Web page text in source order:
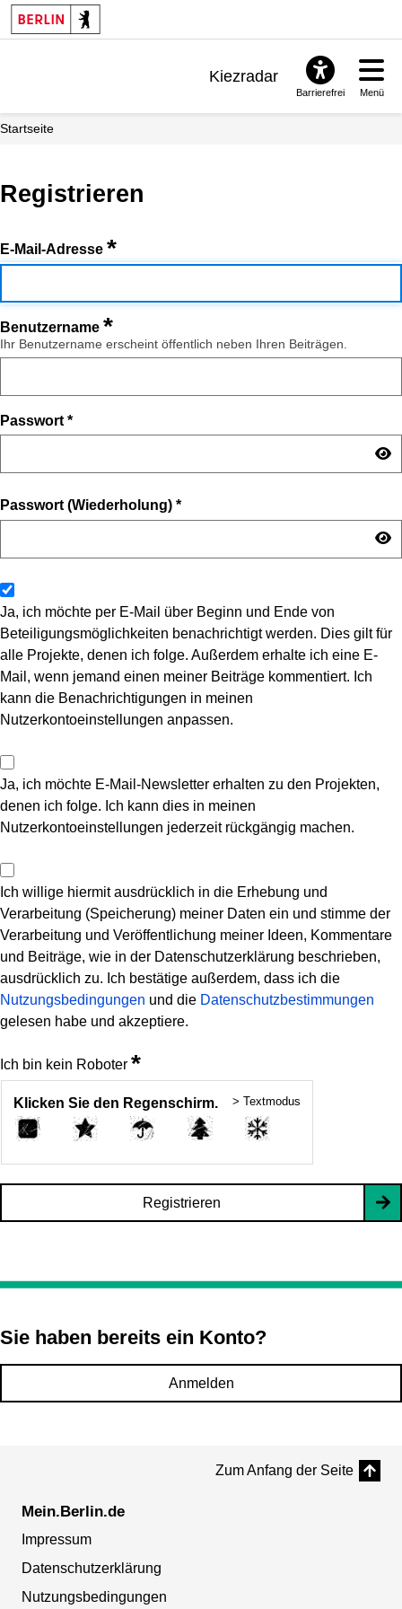
Kiezradar
Barrierefrei Menü
Startseite
Registrieren
E-Mail-Adresse *
Benutzername *
Ihr Benutzername erscheint öffentlich neben Ihren Beiträgen.
Passwort *
Passwort (Wiederholung) *
Ja, ich möchte per E-Mail über Beginn und Ende von
Beteiligungsmöglichkeiten benachrichtigt werden. Dies gilt für
alle Projekte, denen ich folge. Außerdem erhalte ich eine E-
Mail, wenn jemand einen meiner Beiträge kommentiert. Ich
kann die Benachrichtigungen in meinen
Nutzerkontoeinstellungen anpassen.
Ja, ich möchte E-Mail-Newsletter erhalten zu den Projekten,
denen ich folge. Ich kann dies in meinen
Nutzerkontoeinstellungen jederzeit rückgängig machen.
Ich willige hiermit ausdrücklich in die Erhebung und
Verarbeitung (Speicherung) meiner Daten ein und stimme der
Verarbeitung und Veröffentlichung meiner Ideen, Kommentare
und Beiträge, wie in der Datenschutzerklärung beschrieben,
ausdrücklich zu. Ich bestätige außerdem, dass ich die
Nutzungsbedingungen und die Datenschutzbestimmungen
gelesen habe und akzeptiere.
Ich bin kein Roboter *
Klicken Sie den Regenschirm. > Textmodus
Registrieren
Sie haben bereits ein Konto?
Anmelden
Zum Anfang der Seite
Mein.Berlin.de
Impressum
Datenschutzerklärung
Nutzungsbedingungen